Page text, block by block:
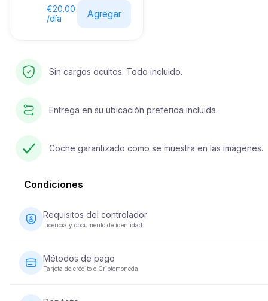
€20.00
/día
Agregar
Sin cargos ocultos. Todo incluido.
Entrega en su ubicación preferida incluida.
Coche garantizado como se muestra en las imágenes.
Condiciones
Requisitos del controlador
Licencia y documento de identidad
de conducir válida. También se requiere un documento de
identidad (pasaporte o ID nacional). Algunos vehículos pueden
requerir que el conductor haya tenido su licencia durante un
Métodos de pago
Tarjeta de crédito o Criptomoneda